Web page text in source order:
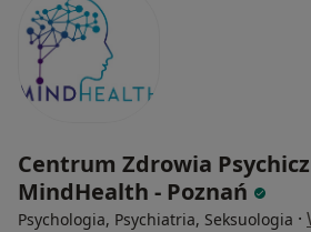
Centrum Zdrowia
MindHealth - Poznań
Psychologia, Psychiatria, Seksuologia ·